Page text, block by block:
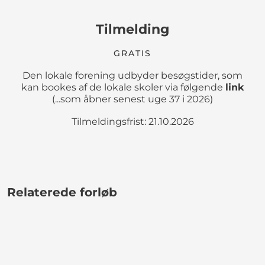
Tilmelding
GRATIS
Den lokale forening udbyder besøgstider, som
kan bookes af de lokale skoler via følgende link
(...som åbner senest uge 37 i 2026)
Tilmeldingsfrist: 21.10.2026
Relaterede forløb